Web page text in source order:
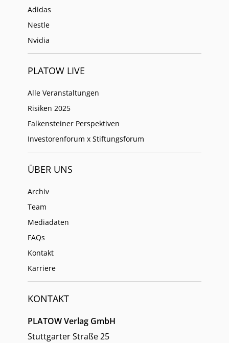
Adidas
Nestle
Nvidia
PLATOW LIVE
Alle Veranstaltungen
Risiken 2025
Falkensteiner Perspektiven
Investorenforum x Stiftungsforum
ÜBER UNS
Archiv
Team
Mediadaten
FAQs
Kontakt
Karriere
KONTAKT
PLATOW Verlag GmbH
Stuttgarter Straße 25